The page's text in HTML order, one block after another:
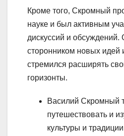
Кроме того, Скромный
науке и был активным
дискуссий и
сторонником новых идей
стремился расширять
горизонты.
Василий Скромный
путешествовать и
культуры и